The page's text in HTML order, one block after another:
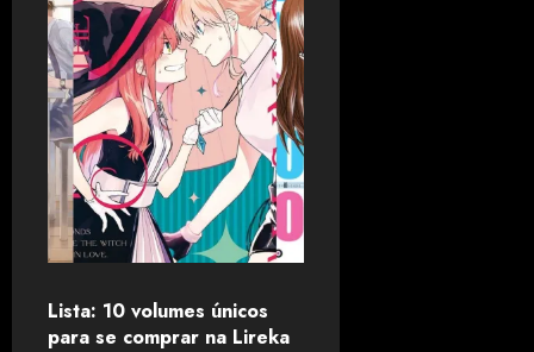
Lista: 10 volumes únicos
para se comprar na Lireka